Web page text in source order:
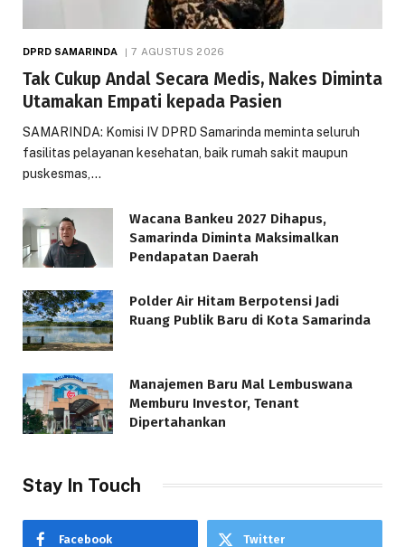
DPRD SAMARINDA 7 AGUSTUS 2026
Tak Cukup Andal Secara Medis, Nakes Diminta
Utamakan Empati kepada Pasien
SAMARINDA: Komisi IV DPRD Samarinda meminta seluruh
fasilitas pelayanan kesehatan, baik rumah sakit maupun
puskesmas,…
Wacana Bankeu 2027 Dihapus,
Samarinda Diminta Maksimalkan
Pendapatan Daerah
Polder Air Hitam Berpotensi Jadi
Ruang Publik Baru di Kota Samarinda
Manajemen Baru Mal Lembuswana
Memburu Investor, Tenant
Dipertahankan
Stay In Touch
Facebook Twitter